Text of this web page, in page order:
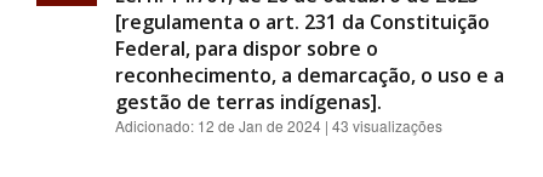
[regulamenta o art. 231 da Constituição
Federal, para dispor sobre o
reconhecimento, a demarcação, o uso e a
gestão de terras indígenas].
Adicionado: 12 de Jan de 2024 | 43 visualizações